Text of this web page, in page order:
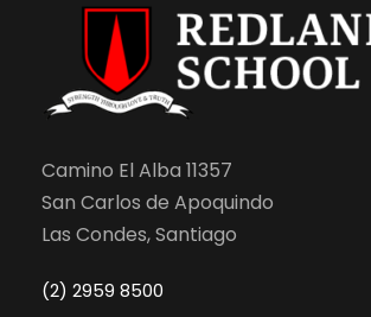
Camino El Alba 11357
San Carlos de Apoquindo
Las Condes, Santiago
(2) 2959 8500